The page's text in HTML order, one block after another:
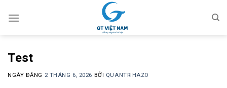
đến
Test
NGÀY ĐĂNG 2 THÁNG 6, 2026 BỞI QUANTRIHAZO